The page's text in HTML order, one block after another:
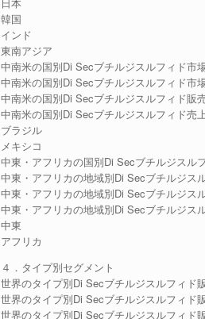
韓国
インド
東南アジア
中南米の国別Di Secブチルジスルフィド市
中南米の国別Di Secブチルジスルフィド市
中南米の国別Di Secブチルジスルフィド販
中南米の国別Di Secブチルジスルフィド売
ブラジル
メキシコ
中東・アフリカの国別Di Secブチルジスル
中東・アフリカの地域別Di Secブチルジス
中東・アフリカの地域別Di Secブチルジス
中東・アフリカの地域別Di Secブチルジス
中東
アフリカ
４．タイプ別セグメント
世界のタイプ別Di Secブチルジスルフィド
世界のタイプ別Di Secブチルジスルフィド
世界のタイプ別Di Secブチルジスルフィド